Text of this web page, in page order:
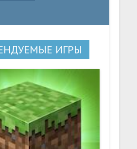
ИГРЫ